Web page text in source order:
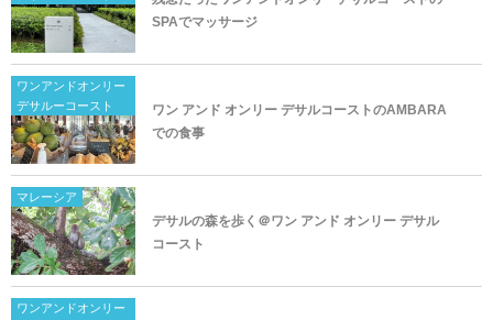
SPAでマッサージ
ワンアンドオンリー
デサルーコースト
ワン アンド オンリー デサルコーストのAMBARA
での食事
マレーシア
デサルの森を歩く＠ワン アンド オンリー デサル
コースト
ワンアンドオンリー